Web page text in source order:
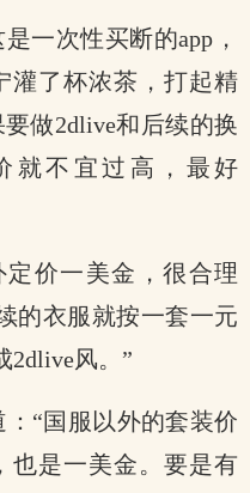
一次性买断的app，
灌了杯浓茶，打起精
做2dlive和后续的换
就不宜过高，最好
价一美金，很合理
的衣服就按一套一元
2dlive风。”
“国服以外的套装价
也是一美金。要是有